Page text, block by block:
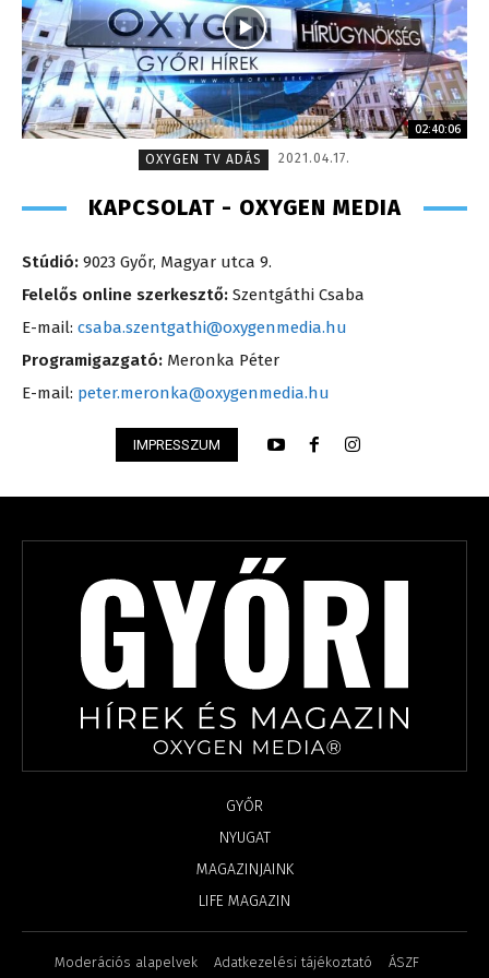
02:40:06
OXYGEN TV ADÁS
2021.04.17.
KAPCSOLAT - OXYGEN MEDIA
Stúdió: 9023 Győr, Magyar utca 9.
Felelős online szerkesztő: Szentgáthi Csaba
E-mail: csaba.szentgathi@oxygenmedia.hu
Programigazgató: Meronka Péter
E-mail: peter.meronka@oxygenmedia.hu
IMPRESSZUM
GYŐR
NYUGAT
MAGAZINJAINK
LIFE MAGAZIN
Moderációs alapelvek Adatkezelési tájékoztató ÁSZF